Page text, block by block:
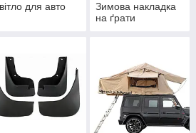
для авто
Зимова накладка
на ґрати